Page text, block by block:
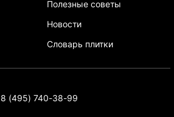
Полезные советы
Новости
Словарь плитки
8 (495) 740-38-99